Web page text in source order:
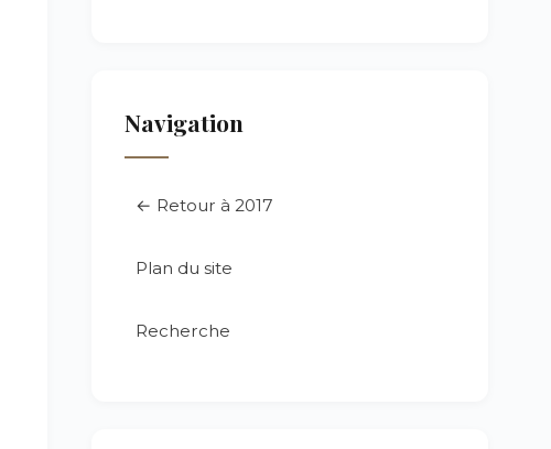
Navigation
← Retour à 2017
Plan du site
Recherche